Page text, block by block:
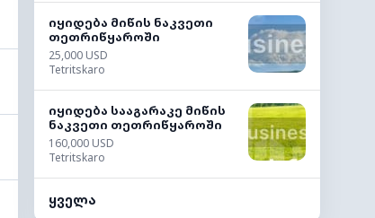
იყიდება მიწის ნაკვეთი
თეთრიწყაროში
25,000 USD
Tetritskaro
იყიდება სააგარაკე მიწის
ნაკვეთი თეთრიწყაროში
160,000 USD
Tetritskaro
ყველა